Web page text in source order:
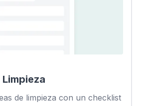
de limpieza con un checklist